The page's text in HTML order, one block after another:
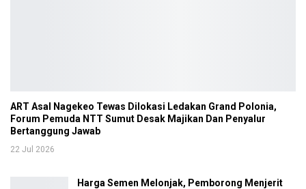
ART Asal Nagekeo Tewas Dilokasi Ledakan Grand Polonia,
Forum Pemuda NTT Sumut Desak Majikan Dan Penyalur
Bertanggung Jawab
22 Jul 2026
Harga Semen Melonjak, Pemborong Menjerit